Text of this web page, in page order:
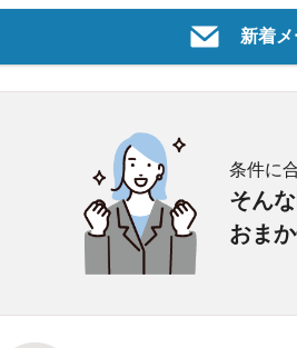
新着
条件に
そん
おま